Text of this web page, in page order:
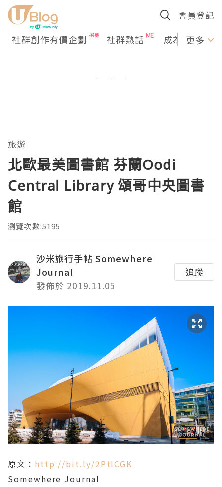
會員登記
社群創作有價企劃 社群熱話 成為U更多
旅遊
北歐最美圖書館 芬蘭Oodi
Central Library 頌哥中央圖書
館
瀏覽次數:5195
沙米旅行手帖 Somewhere
Journal
發佈於 2019.11.05
追蹤
原文： http://bit.ly/2PtICGK
Somewhere Journal